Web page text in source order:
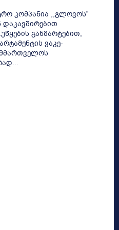
კომპანია ,,გლოვოს”
დაკავშირებით
განმარტებით,
ვაკე-